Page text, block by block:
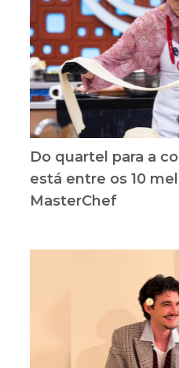
Do quartel para a
está entre os 10
MasterChef